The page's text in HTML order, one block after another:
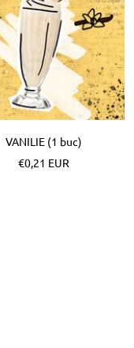
VANILIE (1 buc)
Pret
€0,21 EUR